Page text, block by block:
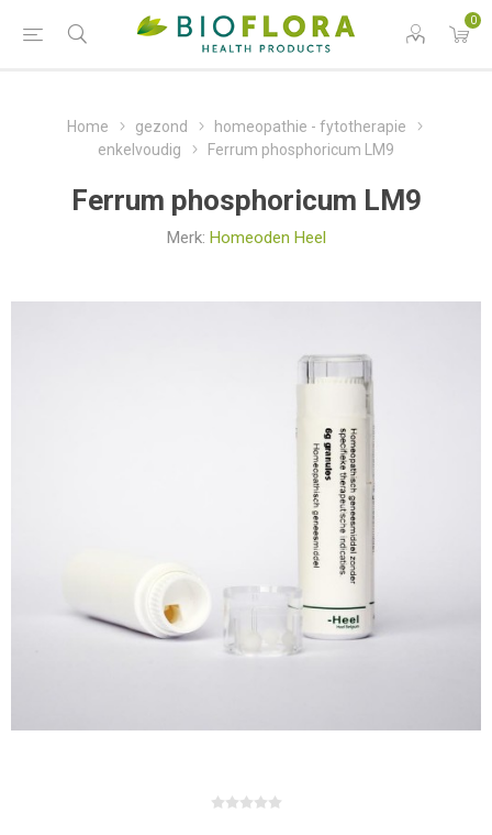
0
Home gezond
homeopathie - fytotherapie
enkelvoudig
Ferrum phosphoricum LM9
Ferrum phosphoricum LM9
Merk: Homeoden Heel